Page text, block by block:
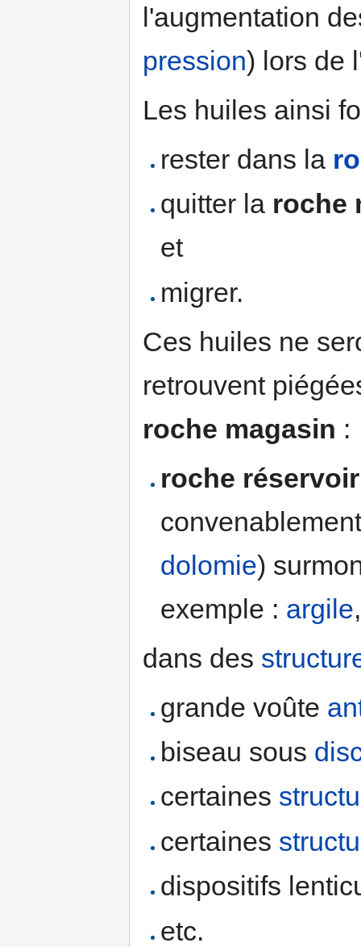
l'augmentation
pression) lors de
Les huiles ainsi
rester dans la
quitter la roche
et
migrer.
Ces huiles ne
retrouvent
roche magasin :
roche réservoir
dolomie)
exemple : argile
dans des
grande voûte
biseau sous
certaines
certaines
dispositifs
etc.